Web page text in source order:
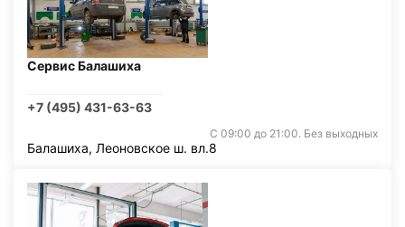
Сервис Балашиха
+7 (495) 431-63-63
С 09:00 до 21:00. Без выходных
Балашиха, Леоновское ш. вл.8